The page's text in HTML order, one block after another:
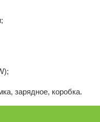
зарядное, коробка.